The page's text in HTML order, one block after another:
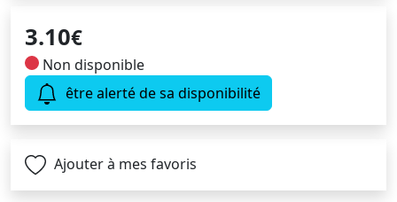
3.10€
Non disponible
être alerté de sa disponibilité
Ajouter à mes favoris